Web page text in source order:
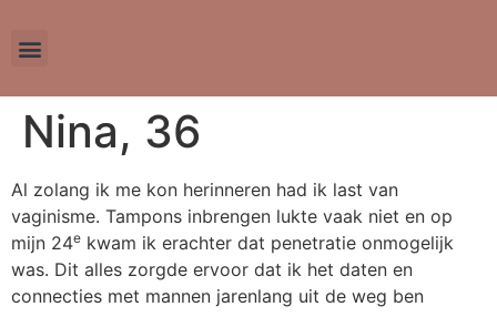
Nina, 36
Al zolang ik me kon herinneren had ik last van
vaginisme. Tampons inbrengen lukte vaak niet en op
mijn 24e kwam ik erachter dat penetratie onmogelijk
was. Dit alles zorgde ervoor dat ik het daten en
connecties met mannen jarenlang uit de weg ben